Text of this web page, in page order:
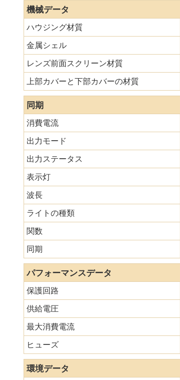
機械データ
ハウジング材質
金属シェル
レンズ前面スクリーン材質
上部カバーと下部カバーの材質
同期
消費電流
出力モード
出力ステータス
表示灯
波長
ライトの種類
関数
同期
パフォーマンスデータ
保護回路
供給電圧
最大消費電流
ヒューズ
環境データ